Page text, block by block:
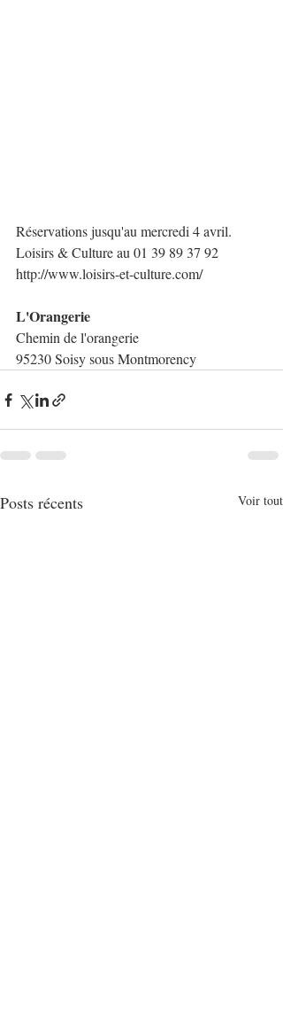
Réservations jusqu'au mercredi 4 avril.
Loisirs & Culture au 01 39 89 37 92
http://www.loisirs-et-culture.com/
L'Orangerie
Chemin de l'orangerie
95230 Soisy sous Montmorency
Posts récents Voir tout